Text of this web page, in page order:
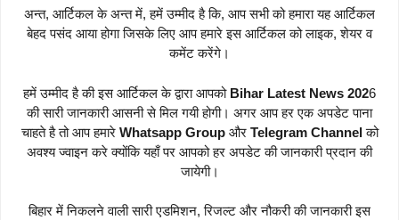
अन्त, आर्टिकल के अन्त में, हमें उम्मीद है कि, आप सभी को हमारा यह आर्टिकल
बेहद पसंद आया होगा जिसके लिए आप हमारे इस आर्टिकल को लाइक, शेयर व
कमेंट करेंगे।
हमें उम्मीद है की इस आर्टिकल के द्वारा आपको Bihar Latest News 2026
की सारी जानकारी आसनी से मिल गयी होगी। अगर आप हर एक अपडेट पाना
चाहते है तो आप हमारे Whatsapp Groupऔर Telegram Channelको
अवश्य ज्वाइन करे क्योंकि यहाँ पर आपको हर अपडेट की जानकारी प्रदान की
जायेगी।
बिहार में निकलने वाली सारी एडमिशन, रिजल्ट और नौकरी की जानकारी इस